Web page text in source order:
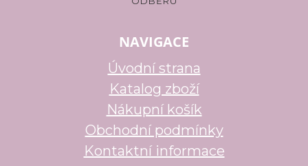
NAVIGACE
Úvodní strana
Katalog zboží
Nákupní košík
Obchodní podmínky
Kontaktní informace